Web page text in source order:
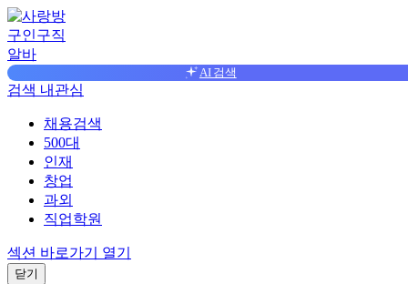
구인구직
알바
AI 검색
검색 내관심
채용검색
500대
인재
창업
과외
직업학원
섹션 바로가기 열기
닫기